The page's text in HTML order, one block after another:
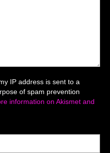
IP address is sent to a
of spam prevention
information on Akismet and